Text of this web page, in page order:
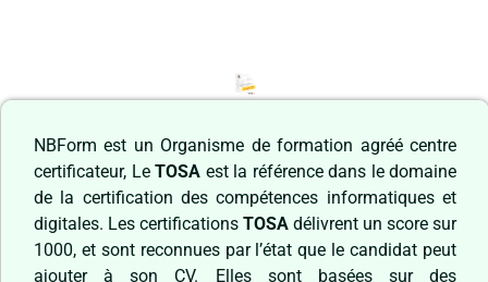
NBForm est un Organisme de formation agréé centre
certificateur, Le TOSA est la référence dans le domaine
de la certification des compétences informatiques et
digitales. Les certifications TOSA délivrent un score sur
1000, et sont reconnues par l’état que le candidat peut
ajouter à son CV. Elles sont basées sur des